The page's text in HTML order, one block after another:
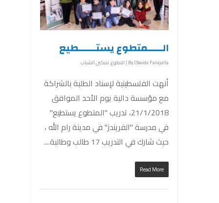
الـــــمتطوع يستــــــطيع
ByObaida Farajalla
| التطوع,تمكين الشباب
أنهت الفلسطينية لإسناد الطلبة بالشراكة
مع مؤسسة دالية يوم الأحد الموافق
21/1/2018، تدريب "المتطوع يستطيع"
في مدرسة "الفريندز" في مدينة رام الله ،
حيث شارك في التدريب 17 طالب وطالبة....
Read More